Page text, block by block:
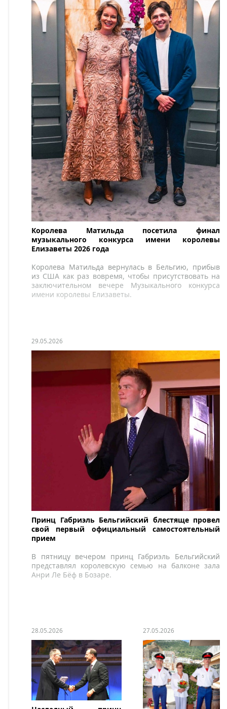
Королева Матильда посетила финал
музыкального конкурса имени королевы
Елизаветы 2026 года
Королева Матильда вернулась в Бельгию, прибыв
из США как раз вовремя, чтобы присутствовать на
заключительном вечере Музыкального конкурса
имени королевы Елизаветы.
29.05.2026
Принц Габриэль Бельгийский блестяще провел
свой первый официальный самостоятельный
прием
В пятницу вечером принц Габриэль Бельгийский
представлял королевскую семью на балконе зала
Анри Ле Бёф в Бозаре.
28.05.2026 27.05.2026